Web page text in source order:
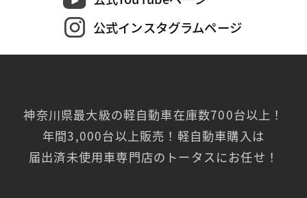
公式インスタグラムページ
神奈川県最大級の軽自動車在庫数700台以上！
年間3,000台以上販売！軽自動車購入は
届出済未使用車専門店のトータスにお任せ！